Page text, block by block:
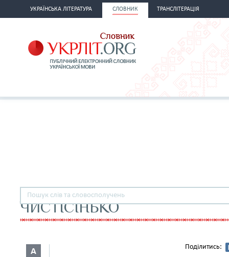
УКРАЇНСЬКА ЛІТЕРАТУРА СЛОВНИК ТРАНСЛІТЕРАЦІЯ
ЧИСТІСІНЬКО
А Поділитись: